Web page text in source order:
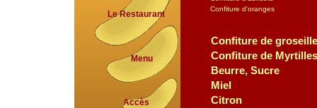
Le Restaurant
Menu
Accès
Confiture d'oranges
Confiture de
Confiture de Myrtilles
Beurre, Sucre
Miel
Citron